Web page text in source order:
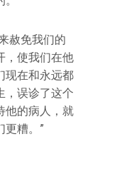
赦免我们的
，使我们在他
现在和永远都
，误诊了这个
他的病人，就
更糟。”